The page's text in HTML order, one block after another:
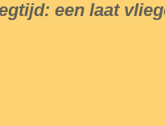
een laat